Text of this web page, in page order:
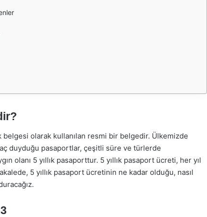
olarak kullanılan resmi bir belgedir. Ülkemizde
duyduğu pasaportlar, çeşitli süre ve türlerde
olanı 5 yıllık pasaporttur. 5 yıllık pasaport ücreti, her yıl
5 yıllık pasaport ücretinin ne kadar olduğu, nasıl